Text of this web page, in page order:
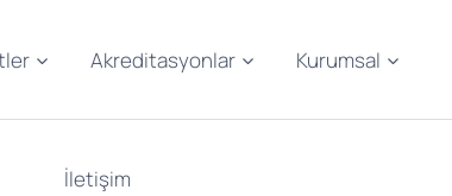
Akreditasyonlar Kurumsal
İletişim